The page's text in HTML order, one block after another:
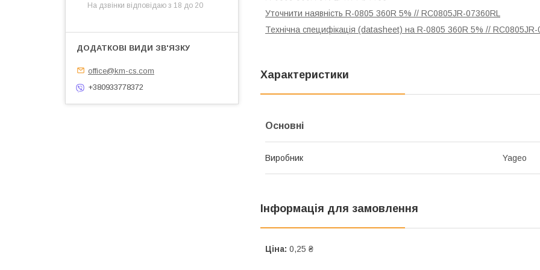
Уточнити наявність R-0805 360R 5% // RC0805JR-07360RL
Технічна специфікація (datasheet) на R-0805 360R 5% // RC0805JR-
Характеристики
Основні
Виробник Yageo
Інформація для замовлення
Ціна: 0,25 ₴
На дзвінки відповідаю з 18 до 20
office@km-cs.com
+380933778372